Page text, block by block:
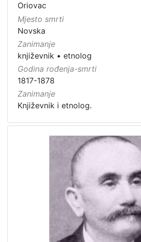
Oriovac
Mjesto smrti
Novska
Zanimanje
književnik • etnolog
Godina rođenja-smrti
1817-1878
Zanimanje
Književnik i etnolog.